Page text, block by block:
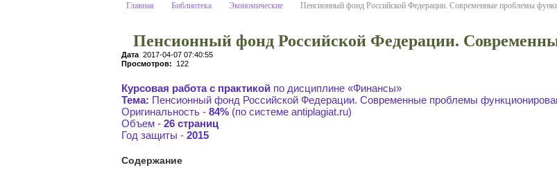
Главная Библиотека Экономические Пенсионный фонд Российской Федерации. Современные проблемы
Пенсионный фонд Российской Федерации.
Дата 2017-04-07 07:40:55
Просмотров:
122
Курсовая работа с практикой по дисциплине «Финансы»
Тема: Пенсионный фонд Российской Федерации. Современные проблемы
Оригинальность - 84% (по системе antiplagiat.ru)
Объем - 26 страниц
Год защиты - 2015
Содержание